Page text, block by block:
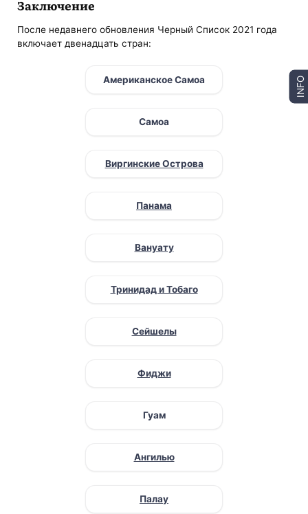
Заключение
После недавнего обновления Черный Список 2021 года
включает двенадцать стран:
Американское Самоа
Самоа
Виргинские Острова
Панама
Вануату
Тринидад и Тобаго
Сейшелы
Фиджи
Гуам
Ангилью
Палау
INFO